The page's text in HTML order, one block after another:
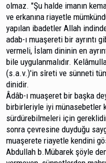
olmaz. "Şu halde imanın
ve erkanına riayetle
yapılan ibadetler Allah
adab-ı muaşereti bir ayrıntı
vermeli, İslam dininin en
bile uygulanmalıdır.
(s.a.v.)'in sîreti ve sünneti
dinidir.
Âdâb-ı muaşeret bir başka
birbirleriyle iyi münasebetler
sürdürebilmeleri için
sonra çevresine duyduğu
muaşerete riayetle kendini
Abdullah b.Mübarek şöyle